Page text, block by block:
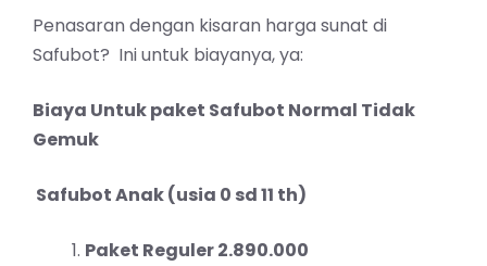
Penasaran dengan kisaran harga sunat di
Safubot? Ini untuk biayanya, ya:
Biaya Untuk paket Safubot Normal Tidak
Gemuk
Safubot Anak (usia 0 sd 11 th)
Paket Reguler 2.890.000